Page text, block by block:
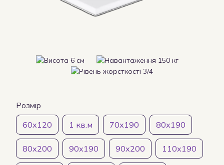
Розмір
60х120 1 кв.м 70х190 80х190
80х200 90х190 90х200 110х190